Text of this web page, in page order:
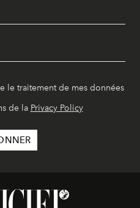
le traitement de mes données
de la Privacy Policy